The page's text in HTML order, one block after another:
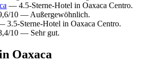
— 4.5-Sterne-Hotel in Oaxaca Centro.
10 — Außergewöhnlich.
3.5-Sterne-Hotel in Oaxaca Centro.
10 — Sehr gut.
Oaxaca